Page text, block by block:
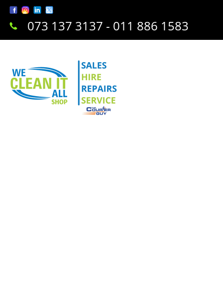
073 137 3137 - 011 886 1583